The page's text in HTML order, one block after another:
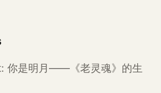
你是明月——《老灵魂》的生